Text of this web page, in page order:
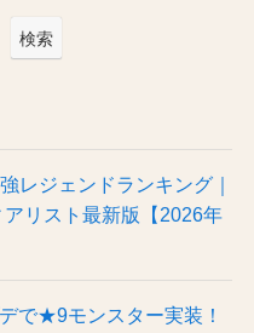
検索
レジェンドランキング｜
リスト最新版【2026年
で★9モンスター実装！